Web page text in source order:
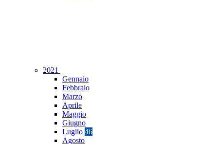
2021
Gennaio
Febbraio
Marzo
Aprile
Maggio
Giugno
Luglio 46
Agosto